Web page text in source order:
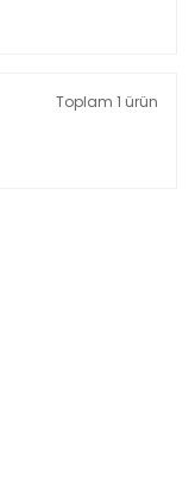
Toplam 1 ürün